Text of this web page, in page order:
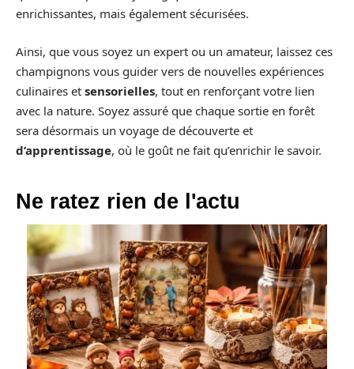
enrichissantes, mais également sécurisées.
Ainsi, que vous soyez un expert ou un amateur, laissez ces
champignons vous guider vers de nouvelles expériences
culinaires et sensorielles, tout en renforçant votre lien
avec la nature. Soyez assuré que chaque sortie en forêt
sera désormais un voyage de découverte et
d’apprentissage, où le goût ne fait qu’enrichir le savoir.
Ne ratez rien de l'actu